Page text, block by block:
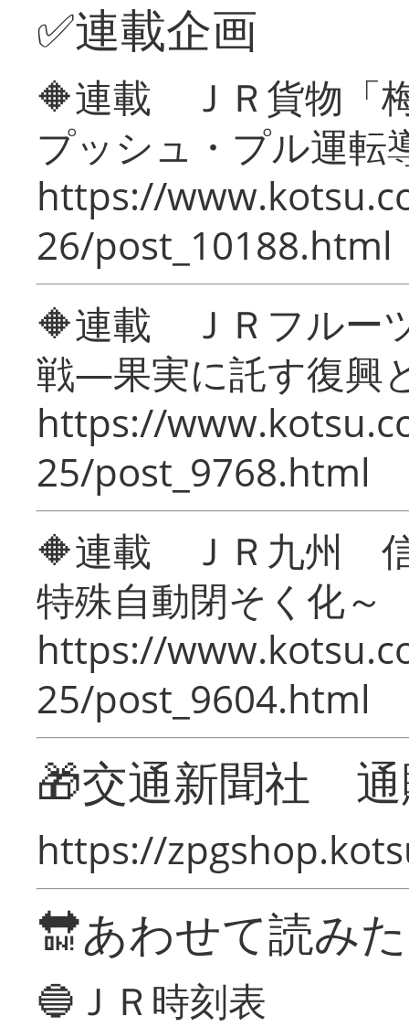
✅連載企画
🔶連載 ＪＲ貨物「
プッシュ・プル運転
https://
26/post_10188.html
🔶連載 ＪＲフルー
戦―果実に託す復興
https://
25/post_9768.html
🔶連載 ＪＲ九州 信
特殊自動閉そく化～
https://
25/post_9604.html
🎁交通新聞社
https://
🔛あわせて読み
🔵ＪＲ時刻表